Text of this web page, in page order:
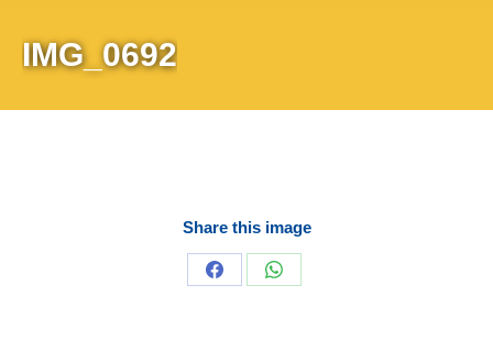
IMG_0692
Share this image
Share
Share